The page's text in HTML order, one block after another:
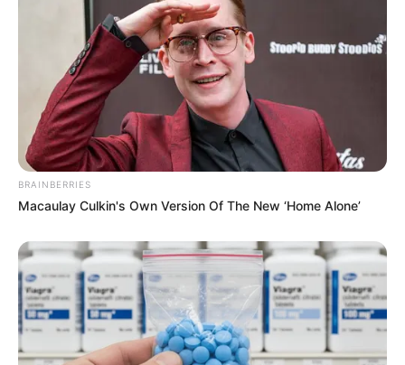
BRAINBERRIES
Macaulay Culkin's Own Version Of The New ‘Home Alone’